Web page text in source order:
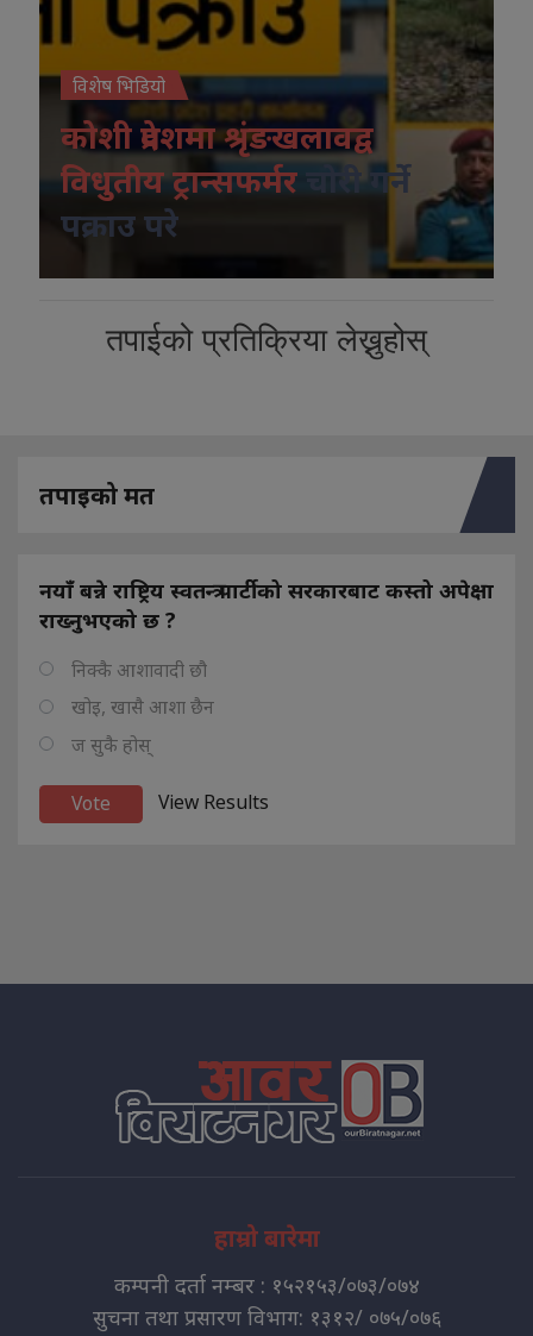
विशेष भिडियो
कोशी प्रदेशमा श्रृंङखलावद्व
विधुतीय ट्रान्सफर्मर
चोरी गर्ने
पक्राउ परे
तपाईको प्रतिक्रिया लेख्नुहोस्
तपाइको मत
नयाँ बन्ने राष्ट्रिय स्वतन्त्र पार्टीको सरकारबाट कस्तो अपेक्षा
राख्नुभएको छ ?
निक्कै आशावादी छौ
खोइ, खासै आशा छैन
ज सुकै होस्
View Results
हाम्रो बारेमा
कम्पनी दर्ता नम्बर : १५२१५३/०७३/०७४
सुचना तथा प्रसारण विभाग: १३१२/ ०७५/०७६